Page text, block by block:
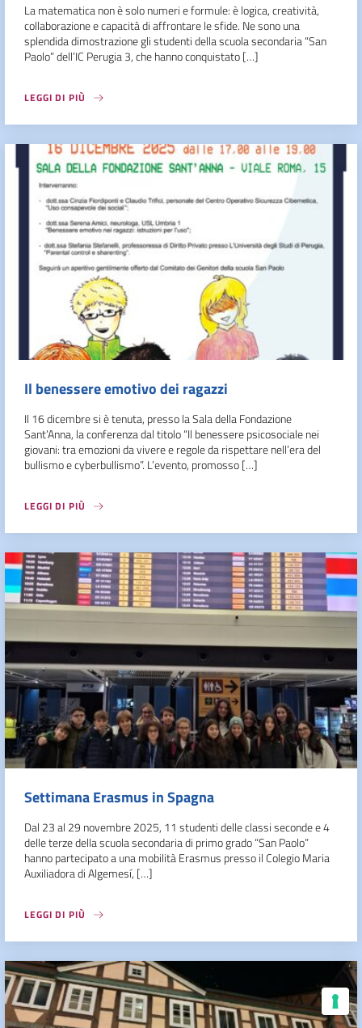
La matematica non è solo numeri e formule: è logica, creatività,
collaborazione e capacità di affrontare le sfide. Ne sono una
splendida dimostrazione gli studenti della scuola secondaria “San
Paolo” dell’IC Perugia 3, che hanno conquistato […]
LEGGI DI PIÙ
Il benessere emotivo dei ragazzi
Il 16 dicembre si è tenuta, presso la Sala della Fondazione
Sant’Anna, la conferenza dal titolo “Il benessere psicosociale nei
giovani: tra emozioni da vivere e regole da rispettare nell’era del
bullismo e cyberbullismo”. L’evento, promosso […]
LEGGI DI PIÙ
Settimana Erasmus in Spagna
Dal 23 al 29 novembre 2025, 11 studenti delle classi seconde e 4
delle terze della scuola secondaria di primo grado “San Paolo”
hanno partecipato a una mobilità Erasmus presso il Colegio Maria
Auxiliadora di Algemesí, […]
LEGGI DI PIÙ
Le